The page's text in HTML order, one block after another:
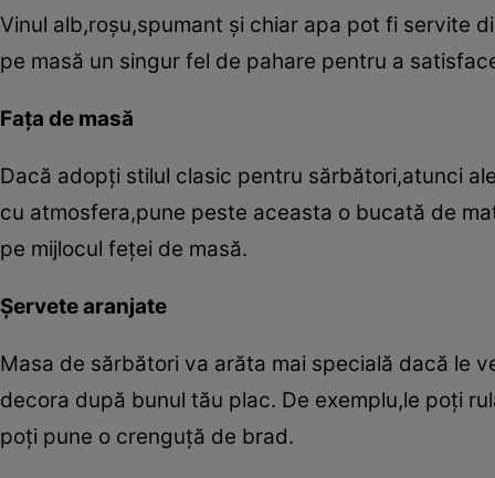
Vinul alb,roşu,spumant şi chiar apa pot fi servite
pe masă un singur fel de pahare pentru a
Faţa de masă
Dacă adopţi stilul clasic pentru sărbători,atunci
cu atmosfera,pune peste aceasta o bucată de
pe mijlocul feţei de masă.
Şervete aranjate
Masa de sărbători va arăta mai specială dacă le
decora după bunul tău plac. De exemplu,le poţi
poţi pune o crenguţă de brad.